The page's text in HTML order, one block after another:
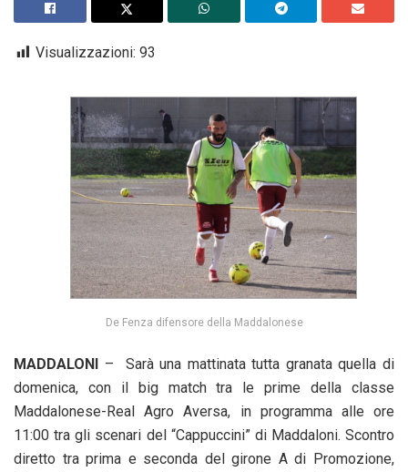
Visualizzazioni: 93
De Fenza difensore della Maddalonese
MADDALONI – Sarà una mattinata tutta granata quella di
domenica, con il big match tra le prime della classe
Maddalonese-Real Agro Aversa, in programma alle ore
11:00 tra gli scenari del “Cappuccini” di Maddaloni. Scontro
diretto tra prima e seconda del girone A di Promozione,